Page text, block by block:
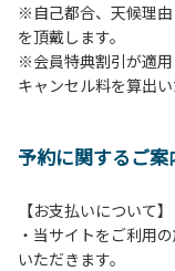
・電源は各サイト
発電機等は使用でき
・キャンプサイト
・場内での制限速
用）はお止めくださ
自己管理責任とさ
※自己都合、天候理
を頂戴します。
※会員特典割引が適
キャンセル料を算出い
予約に関するご案
【お支払いについて】
・当サイトをご利用
いただきます。